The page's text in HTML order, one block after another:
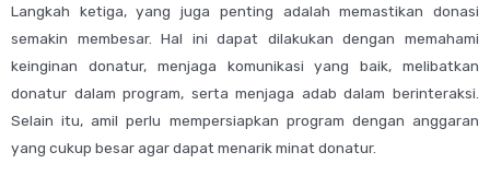
Langkah ketiga, yang juga penting adalah memastikan donasi
semakin membesar. Hal ini dapat dilakukan dengan memahami
keinginan donatur, menjaga komunikasi yang baik, melibatkan
donatur dalam program, serta menjaga adab dalam berinteraksi.
Selain itu, amil perlu mempersiapkan program dengan anggaran
yang cukup besar agar dapat menarik minat donatur.